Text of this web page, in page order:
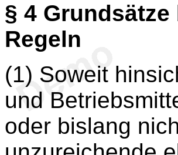
§ 4
Regeln
(1) Soweit
und
oder bislang